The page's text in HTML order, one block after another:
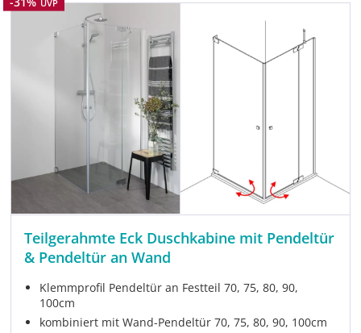
UVP
Teilgerahmte Eck Duschkabine mit Pendeltür
& Pendeltür an Wand
Klemmprofil Pendeltür an Festteil 70, 75, 80, 90,
100cm
kombiniert mit Wand-Pendeltür 70, 75, 80, 90, 100cm